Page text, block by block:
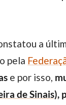
a
pela
e por isso,
de Sinais),